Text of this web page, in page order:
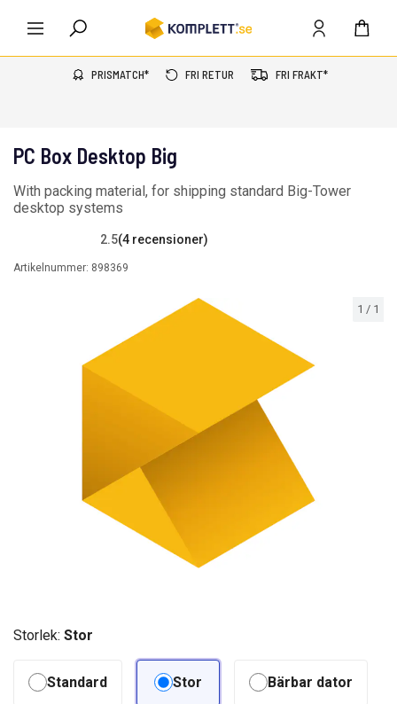
PRISMATCH* FRI RETUR FRI FRAKT*
1 / 1
PC Box Desktop Big
With packing material, for shipping standard Big-Tower
desktop systems
2.5(4 recensioner)
Artikelnummer: 898369
Storlek: Stor
Standard Stor Bärbar dator